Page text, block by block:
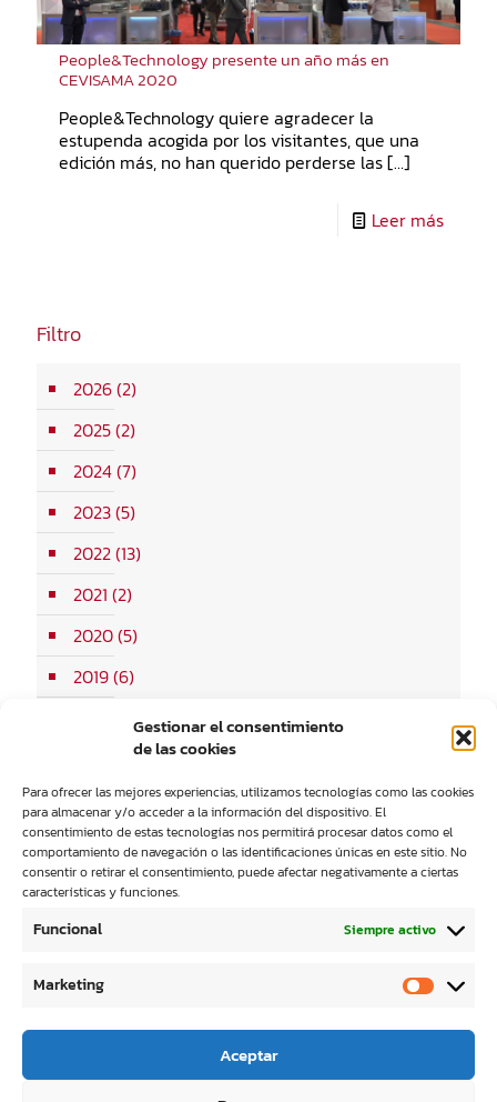
Gestionar el consentimiento
de las cookies
Para ofrecer las mejores experiencias, utilizamos tecnologías como las cookies
para almacenar y/o acceder a la información del dispositivo. El
consentimiento de estas tecnologías nos permitirá procesar datos como el
comportamiento de navegación o las identificaciones únicas en este sitio. No
consentir o retirar el consentimiento, puede afectar negativamente a ciertas
características y funciones.
Funcional Siempre activo
Marketing
Aceptar
People&Technology presente un año más en
CEVISAMA 2020
People&Technology quiere agradecer la
estupenda acogida por los visitantes, que una
edición más, no han querido perderse las[…]
Leer más
Filtro
2026(2)
2025(2)
2024(7)
2023(5)
2022(13)
2021 (2)
2020(5)
2019(6)
(10)
2016(11)
2015(6)